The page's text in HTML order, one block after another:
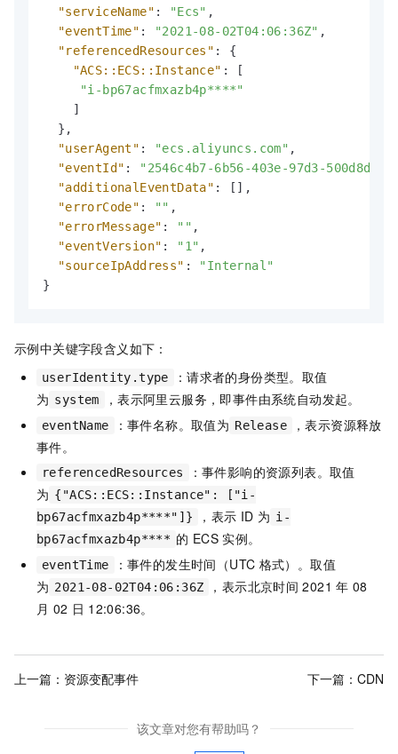
"serviceName" : "Ecs" ,
"eventTime" : "2021-08-02T04:06:36Z" ,
"referencedResources" :
{
"ACS::ECS::Instance" :
[
"i-bp67acfmxazb4p****"
]
} ,
"userAgent" : "ecs.aliyuncs.com" ,
"eventId" :
"2546c4b7-6b56-403e-97d3-
"additionalEventData" : [ ] ,
"errorCode" : "" ,
"errorMessage" : "" ,
"eventVersion" : "1" ,
"sourceIpAddress" :
"Internal"
}
示例中关键字段含义如下：
userIdentity.type
：请求者的身份类型。取值
为 system ，表示阿里云服务，即事件由系统自动发起。
eventName ：事件名称。取值为 Release
，表示资源释放
事件。
referencedResources
：事件影响的资源列表。取值
为 {"ACS::ECS::Instance": ["i-
bp67acfmxazb4p****"]}
，表示 ID 为 i-
bp67acfmxazb4p**** 的 ECS 实例。
eventTime ：事件的发生时间（UTC 格式）。取值
为 2021-08-02T04:06:36Z ，表示北京时间 2021 年 08
月 02 日 12:06:36。
上一篇： 资源变配事件 下一篇： CDN
该文章对您有帮助吗？